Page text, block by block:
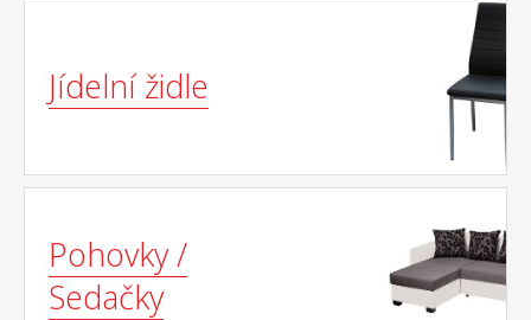
Jídelní židle
Pohovky /
Sedačky